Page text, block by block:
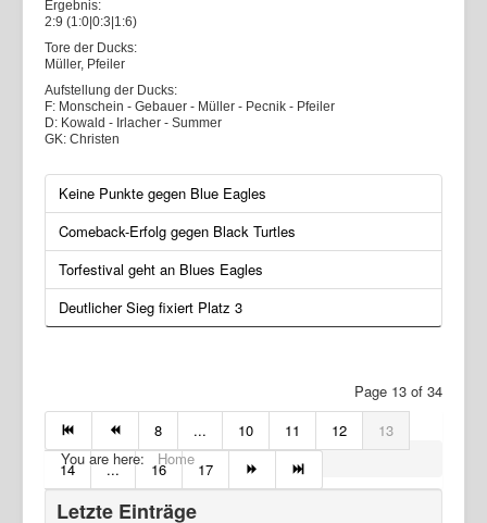
Ergebnis:
2:9 (1:0|0:3|1:6)
Tore der Ducks:
Müller, Pfeiler
Aufstellung der Ducks:
F: Monschein - Gebauer - Müller - Pecnik - Pfeiler
D: Kowald - Irlacher - Summer
GK: Christen
Keine Punkte gegen Blue Eagles
Comeback-Erfolg gegen Black Turtles
Torfestival geht an Blues Eagles
Deutlicher Sieg fixiert Platz 3
Page 13 of 34
8
... 10 11 12
13
14
... 16 17
You are here: Home
Letzte Einträge